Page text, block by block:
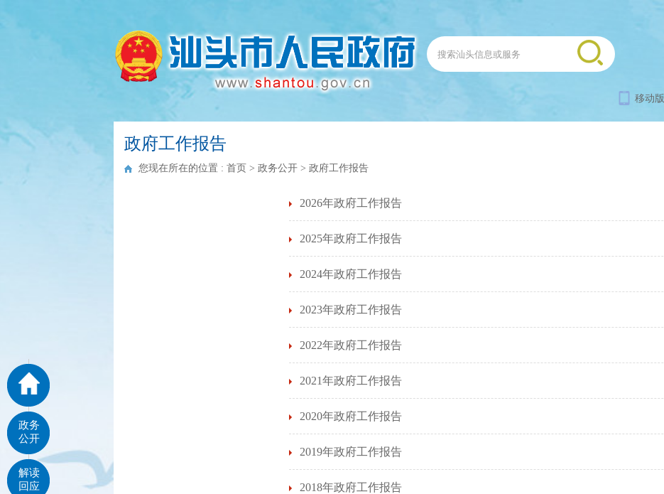
移动版
政府工作报告
您现在所在的位置 : 首页 > 政务公开 > 政府工作报告
2026年政府工作报告
2025年政府工作报告
2024年政府工作报告
2023年政府工作报告
2022年政府工作报告
2021年政府工作报告
2020年政府工作报告
2019年政府工作报告
2018年政府工作报告
政务
公开
解读
回应